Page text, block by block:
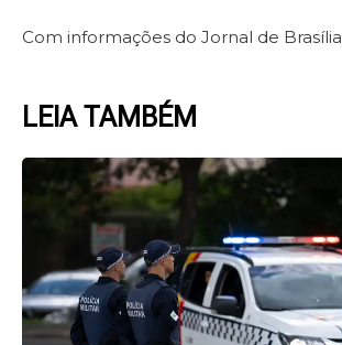
Com informações do Jornal de Brasília
LEIA TAMBÉM
PagePagePagePage